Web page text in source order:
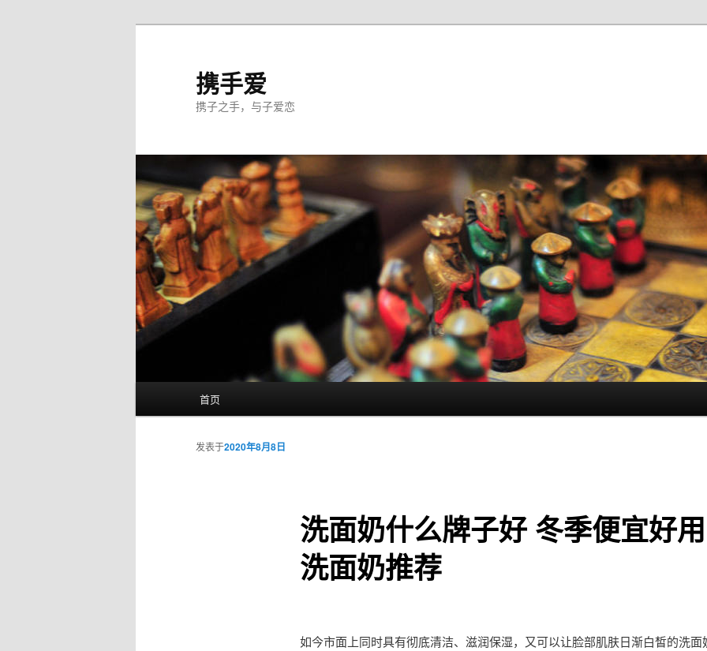
携手爱
携子之手，与子爱恋
首页
洗面奶什么牌子好 冬季便宜好
洗面奶推荐
发表于2020年8月8日
如今市面上同时具有彻底清洁、滋润保湿，又可以让脸部肌肤日渐白皙的洗面